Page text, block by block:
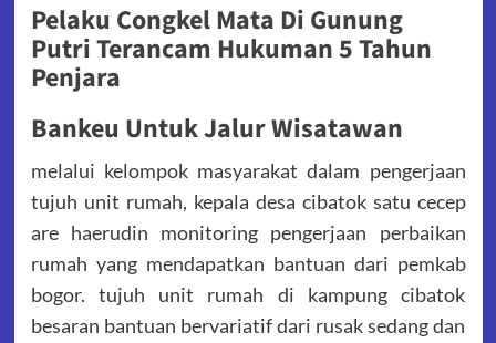
Pelaku Congkel Mata Di Gunung
Putri Terancam Hukuman 5 Tahun
Penjara
Bankeu Untuk Jalur Wisatawan
melalui kelompok masyarakat dalam pengerjaan
tujuh unit rumah, kepala desa cibatok satu cecep
are haerudin monitoring pengerjaan perbaikan
rumah yang mendapatkan bantuan dari pemkab
bogor. tujuh unit rumah di kampung cibatok
besaran bantuan bervariatif dari rusak sedang dan